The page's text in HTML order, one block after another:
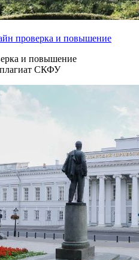
проверка и повышение
и повышение
СКФУ